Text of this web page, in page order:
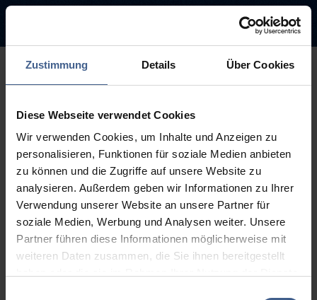
Zustimmung Details Über Cookies
Diese Webseite verwendet Cookies
Wir verwenden Cookies, um Inhalte und Anzeigen zu
personalisieren, Funktionen für soziale Medien anbieten
zu können und die Zugriffe auf unsere Website zu
analysieren. Außerdem geben wir Informationen zu Ihrer
Verwendung unserer Website an unsere Partner für
soziale Medien, Werbung und Analysen weiter. Unsere
Partner führen diese Informationen möglicherweise mit
weiteren Daten zusammen, die Sie ihnen bereitgestellt
Entschuldigung diese Seite ist
leider nicht verfügbar
Der Link, dem Sie gefolgt sind, ist möglicherweise defekt oder die
Seite wurde entfernt.
Zurück zur Startseite Zur Suche